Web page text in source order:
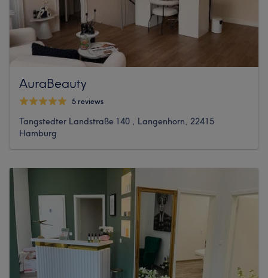
AuraBeauty
5 reviews
Tangstedter Landstraße 140 , Langenhorn, 22415
Hamburg